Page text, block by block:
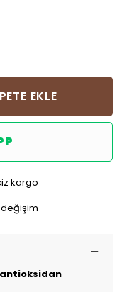
EKLE
kargo